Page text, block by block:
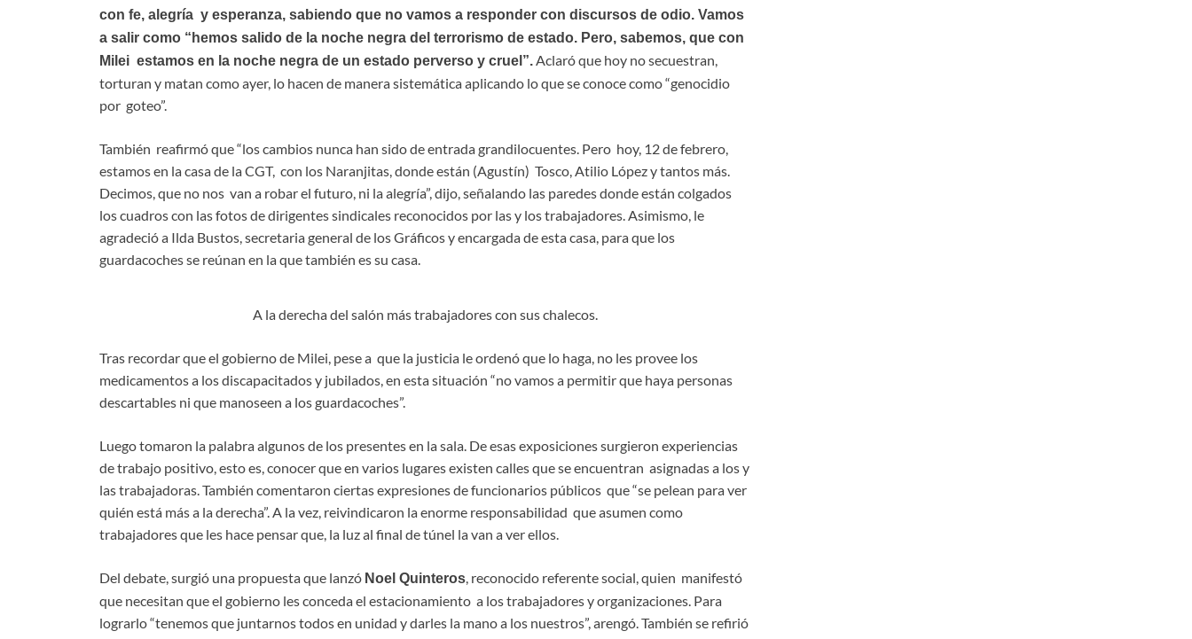
con fe, alegría y esperanza, sabiendo que no vamos a responder con discursos de odio. Vamos
a salir como “hemos salido de la noche negra del terrorismo de estado. Pero, sabemos, que con
Milei estamos en la noche negra de un estado perverso y cruel”.Aclaró que hoy no secuestran,
torturan y matan como ayer, lo hacen de manera sistemática aplicando lo que se conoce como “genocidio
por goteo”.
También reafirmó que “los cambios nunca han sido de entrada grandilocuentes. Pero hoy, 12 de febrero,
estamos en la casa de la CGT, con los Naranjitas, donde están (Agustín) Tosco, Atilio López y tantos más.
Decimos, que no nos van a robar el futuro, ni la alegría”, dijo, señalando las paredes donde están colgados
los cuadros con las fotos de dirigentes sindicales reconocidos por las y los trabajadores. Asimismo, le
agradeció a Ilda Bustos, secretaria general de los Gráficos y encargada de esta casa, para que los
guardacoches se reúnan en la que también es su casa.
A la derecha del salón más trabajadores con sus chalecos.
Tras recordar que el gobierno de Milei, pese a que la justicia le ordenó que lo haga, no les provee los
medicamentos a los discapacitados y jubilados, en esta situación “no vamos a permitir que haya personas
descartables ni que manoseen a los guardacoches”.
Luego tomaron la palabra algunos de los presentes en la sala. De esas exposiciones surgieron experiencias
de trabajo positivo, esto es, conocer que en varios lugares existen calles que se encuentran asignadas a los y
las trabajadoras. También comentaron ciertas expresiones de funcionarios públicos que “se pelean para ver
quién está más a la derecha”. A la vez, reivindicaron la enorme responsabilidad que asumen como
trabajadores que les hace pensar que, la luz al final de túnel la van a ver ellos.
Del debate, surgió una propuesta que lanzó Noel Quinteros , reconocido referente social, quien manifestó
que necesitan que el gobierno les conceda el estacionamiento a los trabajadores y organizaciones. Para
lograrlo “tenemos que juntarnos todos en unidad y darles la mano a los nuestros”, arengó. También se refirió